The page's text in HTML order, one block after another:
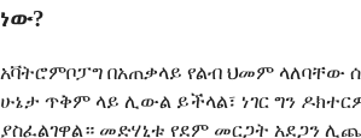
ነው?
አቫትሮምቦፓግ በአጠቃላይ የልብ ህመም ላለባቸው
ሁኔታ ጥቅም ላይ ሊውል ይችላል፣ ነገር ግን
ያስፈልገዋል። መድሃኒቱ የደም መርጋት አደጋን